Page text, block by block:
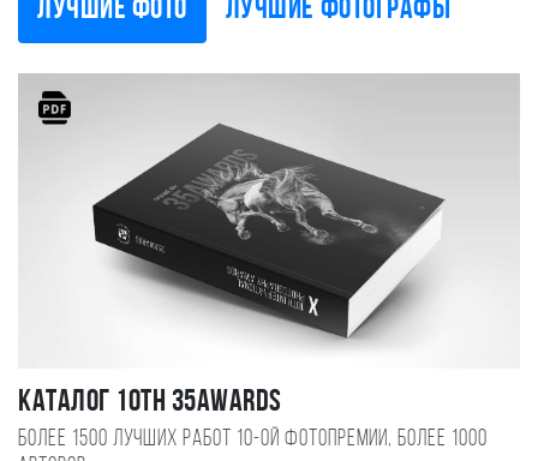
Лучшие фото Лучшие фотографы
Каталог 10TH 35AWARDS
Более 1500 лучших работ 10-ой фотопремии, более 1000